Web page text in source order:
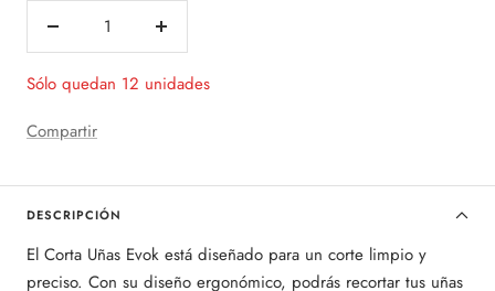
Decrecer
Aumentar
Sólo quedan 12 unidades
Compartir
DESCRIPCIÓN
El Corta Uñas Evok está diseñado para un corte limpio y
preciso. Con su diseño ergonómico, podrás recortar tus uñas